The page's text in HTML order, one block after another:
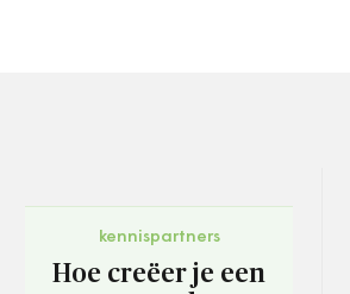
kennispartners
Hoe creëer je een